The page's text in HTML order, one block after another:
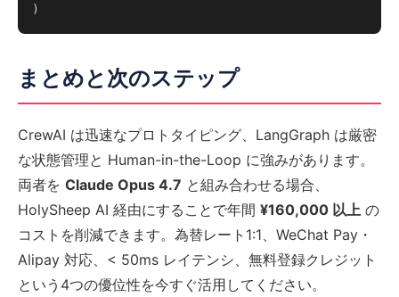
まとめと次のステップ
CrewAI は迅速なプロトタイピング、LangGraph は厳密
な状態管理と Human-in-the-Loop に強みがあります。
両者を Claude Opus 4.7 と組み合わせる場合、
HolySheep AI 経由にすることで年間 ¥160,000 以上 の
コストを削減できます。為替レート1:1、WeChat Pay・
Alipay 対応、< 50ms レイテンシ、無料登録クレジット
という4つの優位性を今すぐ活用してください。